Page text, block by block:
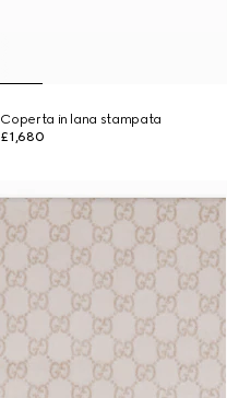
Coperta in lana stampata
£1,680